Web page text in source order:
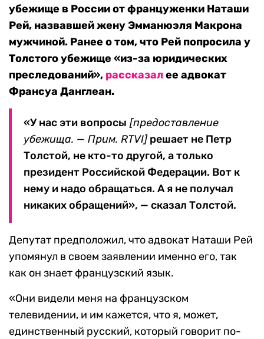
убежище в России от француженки Наташи
Рей, назвавшей жену Эмманюэля Макрона
мужчиной. Ранее о том, что Рей попросила у
Толстого убежище «из-за юридических
преследований», рассказалее адвокат
Франсуа Данглеан.
«У нас эти вопросы [предоставление
убежища. — Прим. RTVI]решает не Петр
Толстой, не кто-то другой, а только
президент Российской Федерации. Вот к
нему и надо обращаться. А я не получал
никаких обращений», — сказал Толстой.
Депутат предположил, что адвокат Наташи Рей
упомянул в своем заявлении именно его, так
как он знает французский язык.
«Они видели меня на французском
телевидении, и им кажется, что я, может,
единственный русский, который говорит по-